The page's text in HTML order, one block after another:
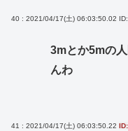
40 : 2021/04/17(土) 06:03:50.02
3mとか5mの
んわ
41 : 2021/04/17(土) 06:03:50.22